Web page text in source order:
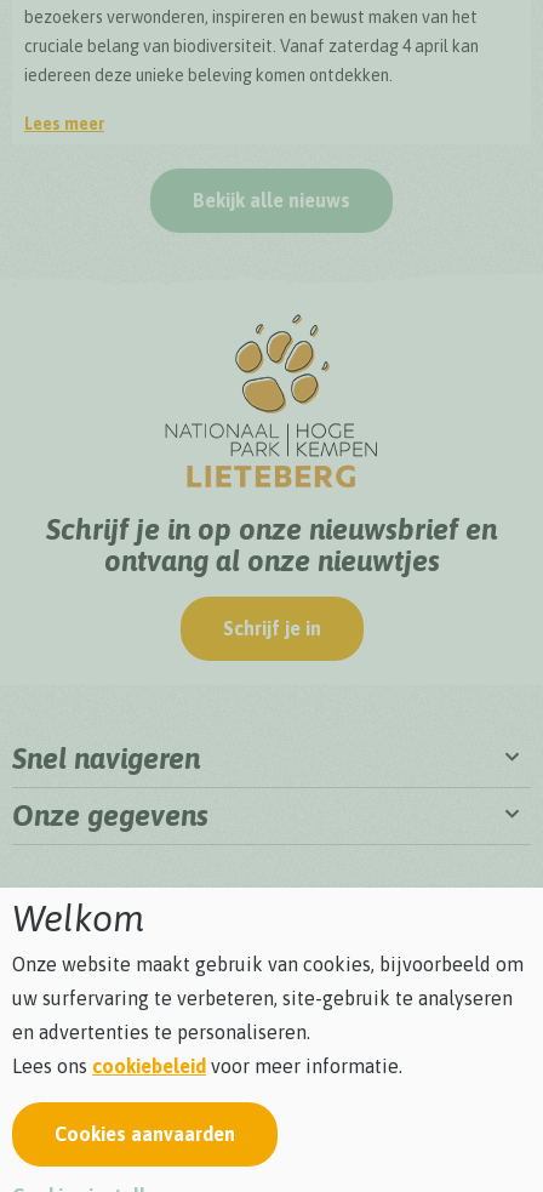
bezoekers verwonderen, inspireren en bewust maken van het
cruciale belang van biodiversiteit. Vanaf zaterdag 4 april kan
iedereen deze unieke beleving komen ontdekken.
Lees meer
Bekijk alle nieuws
Schrijf je in op onze nieuwsbrief en
ontvang al onze nieuwtjes
Schrijf je in
Snel navigeren
Onze gegevens
Privacybeleid Cookiebeleid
Bezoekersreglement
Welkom
Onze website maakt gebruik van cookies, bijvoorbeeld om
uw surfervaring te verbeteren, site-gebruik te analyseren
en advertenties te personaliseren.
Lees ons cookiebeleid voor meer informatie.
Cookies aanvaarden